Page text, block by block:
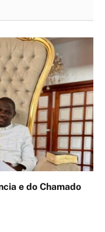
e do Chamado